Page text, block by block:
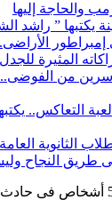
والحاجة إليها
يكتبها ” راشد
إمبراطور
المثيرة
من الفوضى..
التعاكس..
الثانوية
طريق النجاح
إصابة 5 أشخاص فى